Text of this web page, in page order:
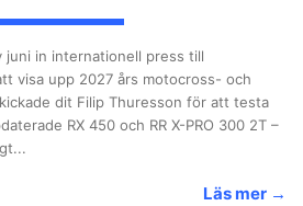
in internationell press till
visa upp 2027 års motocross- och
dit Filip Thuresson för att testa
RX 450 och RR X-PRO 300 2T –
Läs mer →